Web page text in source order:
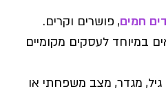
חמים, פושרים וקרים.
במיוחד לעסקים מקומיים
גיל, מגדר, מצב משפחתי או